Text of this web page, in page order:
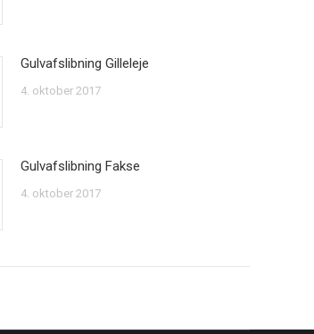
Gulvafslibning Gilleleje
4. oktober 2017
Gulvafslibning Fakse
4. oktober 2017